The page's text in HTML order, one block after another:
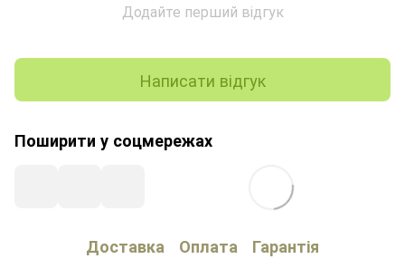
Додайте перший відгук
Написати відгук
Поширити у соцмережах
Доставка Оплата Гарантія